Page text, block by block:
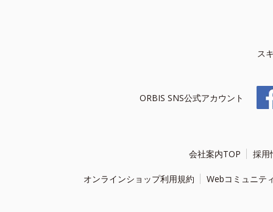
ス
ORBIS SNS公式アカウント
会社案内TOP 採用
オンラインショップ利用規約 Webコミュニテ